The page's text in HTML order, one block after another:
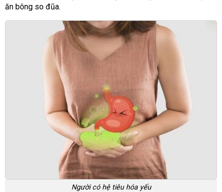
ăn bông so đũa.
Người có hệ tiêu hóa yếu